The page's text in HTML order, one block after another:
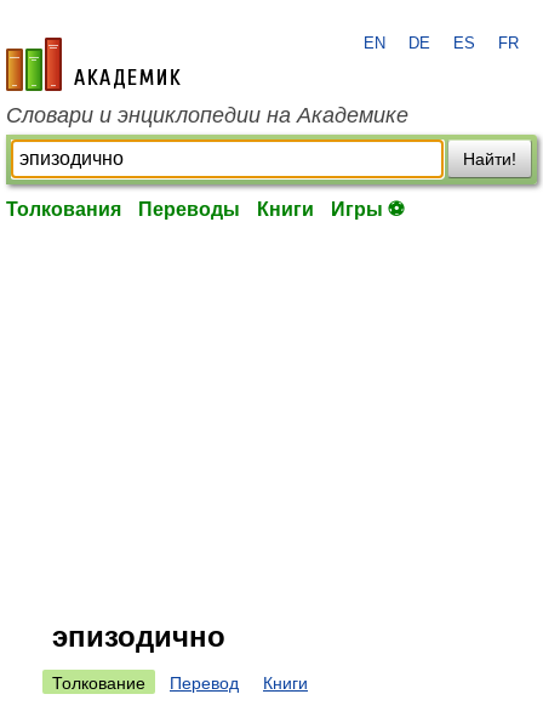
academic.ru
EN DE ES FR
Словари и энциклопедии на Академике
Найти!
Толкования Переводы Книги Игры ⚽
эпизодично
Толкование Перевод Книги